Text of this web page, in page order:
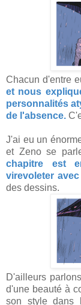
Chacun d'entre
et nous
personnalités
de l'absence.
J'ai eu un
et Zeno se
chapitre est
virevoleter
des dessins.
D'ailleurs
d'une beauté à
son style dans